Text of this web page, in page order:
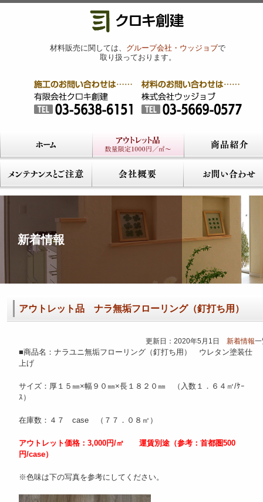
材料販売に関しては、 グループ会社・ウッジョブで
取り扱っております。
新着情報
アウトレット品 ナラ無垢フローリング（釘打ち用）
更新日：2020年5月1日新着情報
■商品名：ナラユニ無垢フローリング（釘打ち用） ウレタン塗装仕
上げ
サイズ：厚１５㎜×幅９０㎜×長１８２０㎜ （入数１．６４㎡/ｹｰ
ｽ）
在庫数：４７ case （７７．０８㎡）
アウトレット価格：3,000円/㎡ 運賃別途（参考：首都圏500
円/case）
※色味は下の写真を参考にしてください。